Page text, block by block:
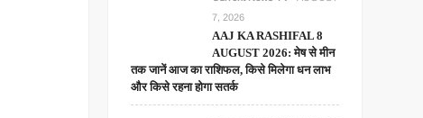
7, 2026
AAJ KA RASHIFAL 8
AUGUST 2026: मेष से मीन
तक जानें आज का राशिफल, किसे मिलेगा धन लाभ
और किसे रहना होगा सतर्क